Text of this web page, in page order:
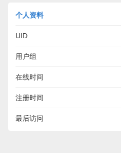
个人资料
UID
用户组
在线时间
注册时间
最后访问